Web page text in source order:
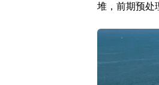
堆，前期预处